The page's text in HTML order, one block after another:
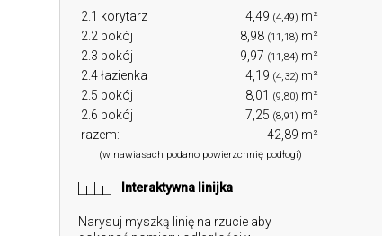
2.1 korytarz 4,49 (4,49) m²
2.2 pokój
8,98 (11,18) m²
2.3 pokój
9,97 (11,84) m²
2.4 łazienka
4,19 (4,32) m²
2.5 pokój
8,01 (9,80) m²
2.6 pokój
7,25 (8,91) m²
razem:
42,89 m²
(w nawiasach podano powierzchnię podłogi)
Interaktywna linijka
Narysuj myszką linię na rzucie aby